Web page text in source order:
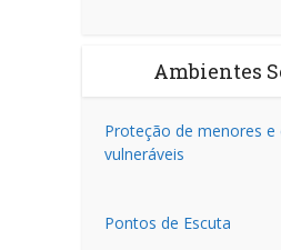
Ambientes
Proteção de menores e
vulneráveis
Pontos de Escuta